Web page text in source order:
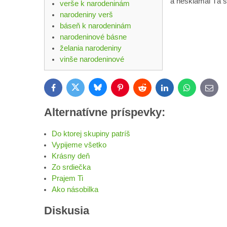
verše k narodeninám
narodeniny verš
báseň k narodeninám
narodeninové básne
želania narodeniny
vinše narodeninové
FacebookTwitter BlueskyPinterestReddit LinkedInWhatsApp
E-
mail
Alternatívne príspevky:
Do ktorej skupiny patríš
Vypijeme všetko
Krásny deň
Zo srdiečka
Prajem Ti
Ako násobilka
Diskusia